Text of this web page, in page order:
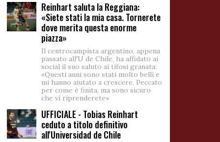
Reinhart saluta la Reggiana:
«Siete stati la mia casa. Tornerete
dove merita questa enorme
piazza»
Il centrocampista argentino, appena
passato all'U de Chile, ha affidato ai
social il suo saluto ai tifosi granata:
«Questi anni sono stati molto belli e
mi hanno aiutato a crescere. Peccato
per come è finita, ma sono sicuro
che vi riprenderete»
UFFICIALE - Tobias Reinhart
ceduto a titolo definitivo
all'Universidad de Chile